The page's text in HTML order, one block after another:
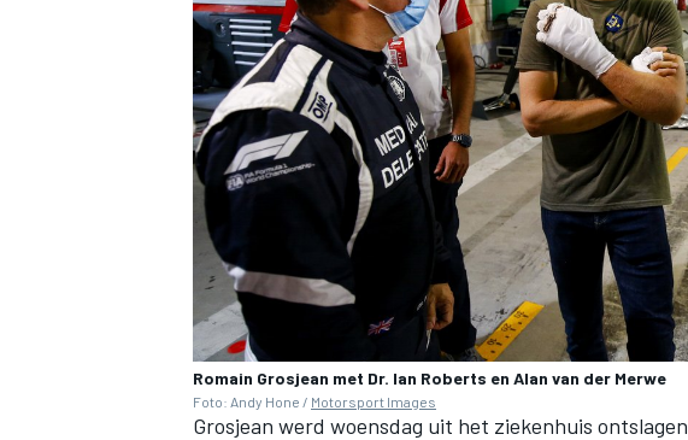
Romain Grosjean met Dr. Ian Roberts en Alan van der Merwe
Foto: Andy Hone / Motorsport Images
Grosjean werd woensdag uit het ziekenhuis ontslagen